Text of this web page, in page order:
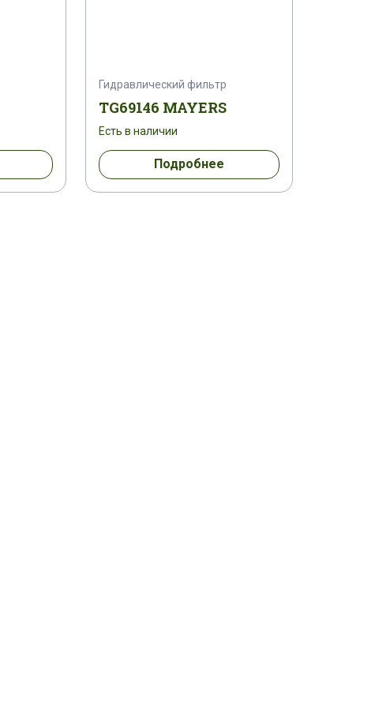
Гидравлический фильтр
TG69146 MAYERS
Есть в наличии
Подробнее